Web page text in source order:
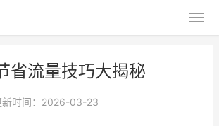
省流量技巧大揭秘
新时间：2026-03-23